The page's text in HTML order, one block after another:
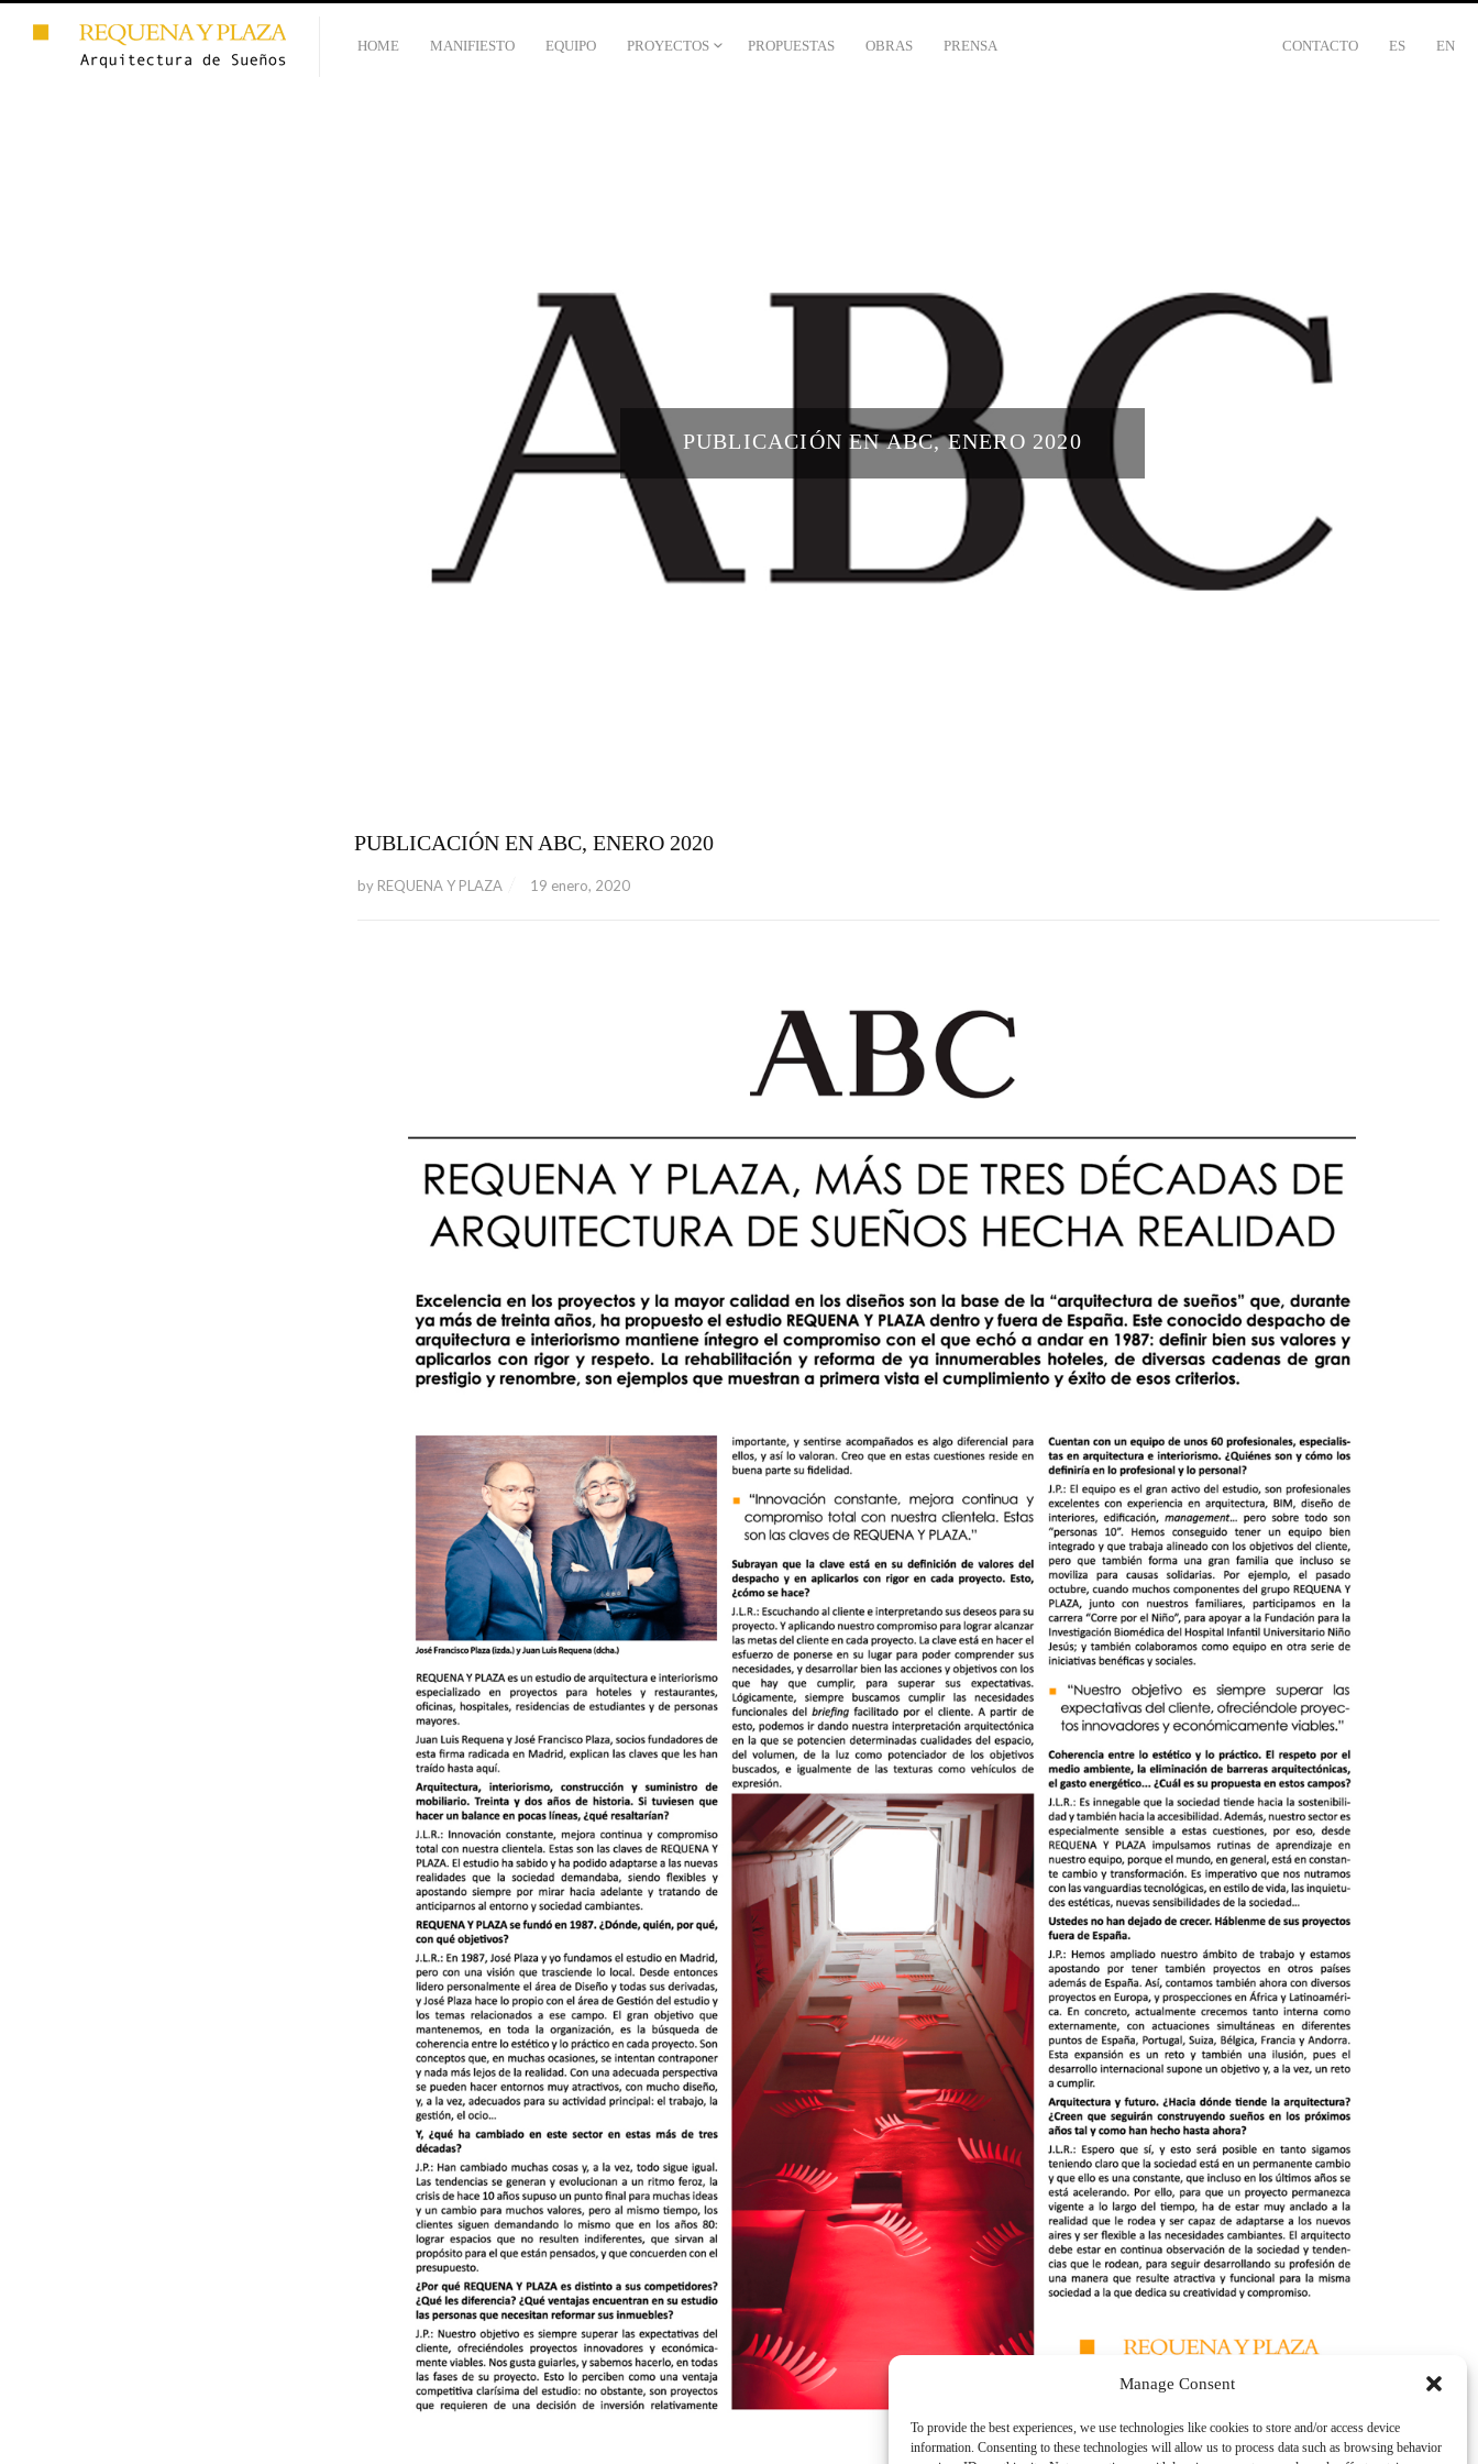
Manage Consent
To provide the best experiences, we use technologies like cookies to store and/or access device
information. Consenting to these technologies will allow us to process data such as browsing behavior
HOME MANIFIESTO EQUIPO PROYECTOS PROPUESTAS OBRAS PRENSA CONTACTO ES EN
PUBLICACIÓN EN ABC, ENERO 2020
PUBLICACIÓN EN ABC, ENERO 2020
by REQUENA Y PLAZA 19 enero, 2020